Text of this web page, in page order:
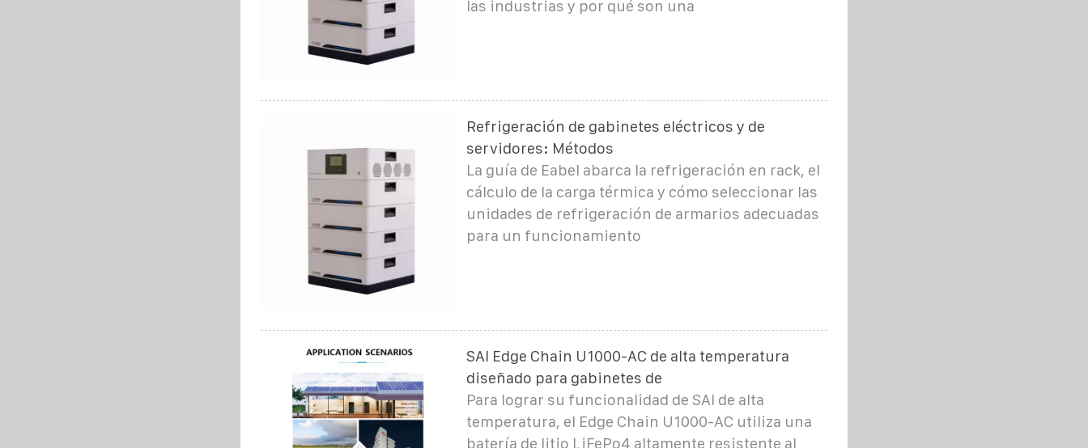
las industrias y por qué son una
Refrigeración de gabinetes eléctricos y de
servidores: Métodos
La guía de Eabel abarca la refrigeración en rack, el
cálculo de la carga térmica y cómo seleccionar las
unidades de refrigeración de armarios adecuadas
para un funcionamiento
SAI Edge Chain U1000-AC de alta temperatura
diseñado para gabinetes de
Para lograr su funcionalidad de SAI de alta
temperatura, el Edge Chain U1000-AC utiliza una
batería de litio LiFePo4 altamente resistente al